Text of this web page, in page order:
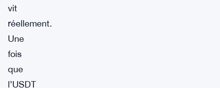
vit
réellement.
Une
fois
que
l’USDT